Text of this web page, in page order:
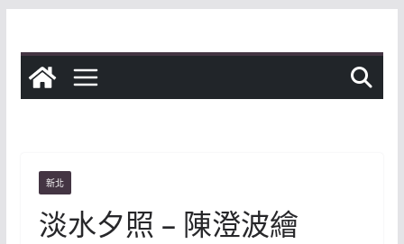
content
新北
淡水夕照 – 陳澄波繪